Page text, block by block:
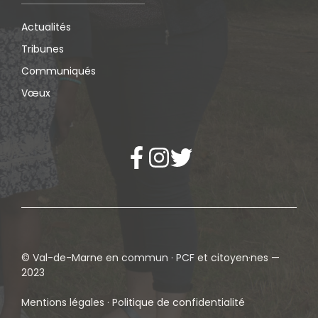
Actualités
Tribunes
Communiqués
Vœux
© Val-de-Marne en commun · PCF et citoyen·nes —
2023
Mentions légales · Politique de confidentialité